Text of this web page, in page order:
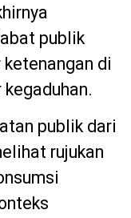
publik
di
publik dari
rujukan